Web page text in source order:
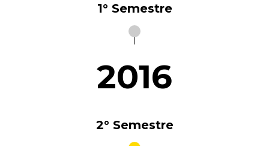
1° Semestre
2016
2° Semestre